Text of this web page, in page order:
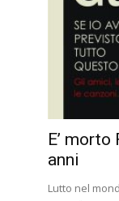
E’
anni
Lutto nel